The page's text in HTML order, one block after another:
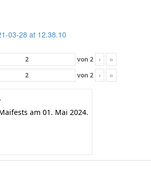
von 2 ›
»
von 2 › »
am 01. Mai 2024.